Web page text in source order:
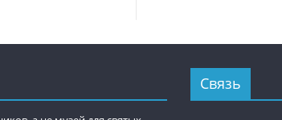
Связь